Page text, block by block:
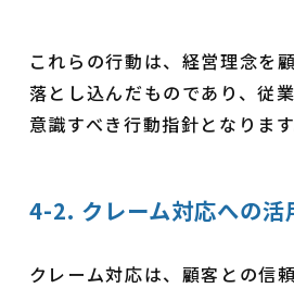
これらの行動は、経営理念を
落とし込んだものであり、従
意識すべき行動指針となります
4-2. クレーム対応への活
クレーム対応は、顧客との信